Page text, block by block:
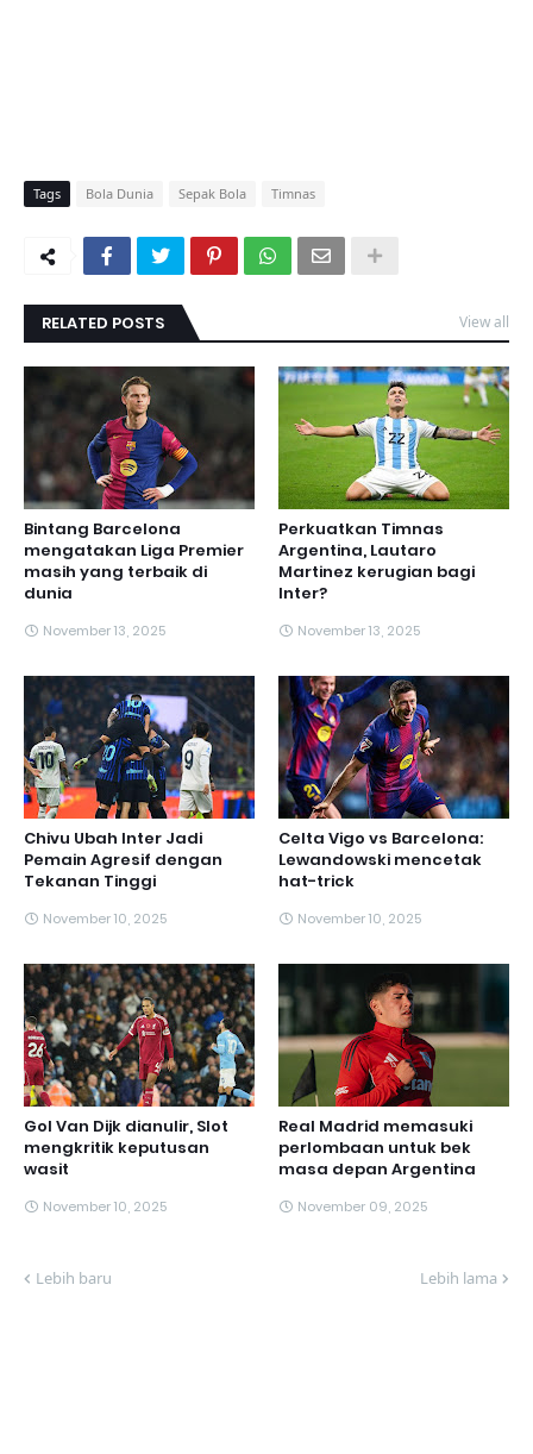
Tags Bola Dunia Sepak Bola Timnas
RELATED POSTS View all
Bintang Barcelona
mengatakan Liga Premier
masih yang terbaik di
dunia
November 13, 2025
Perkuatkan Timnas
Argentina, Lautaro
Martinez kerugian bagi
Inter?
November 13, 2025
Chivu Ubah Inter Jadi
Pemain Agresif dengan
Tekanan Tinggi
November 10, 2025
Celta Vigo vs Barcelona:
Lewandowski mencetak
hat-trick
November 10, 2025
Gol Van Dijk dianulir, Slot
mengkritik keputusan
wasit
November 10, 2025
Real Madrid memasuki
perlombaan untuk bek
masa depan Argentina
November 09, 2025
Lebih baru Lebih lama